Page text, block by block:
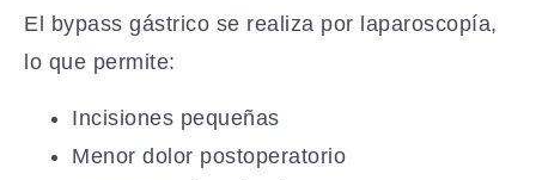
El bypass gástrico se realiza por laparoscopía,
lo que permite:
Incisiones pequeñas
Menor dolor postoperatorio